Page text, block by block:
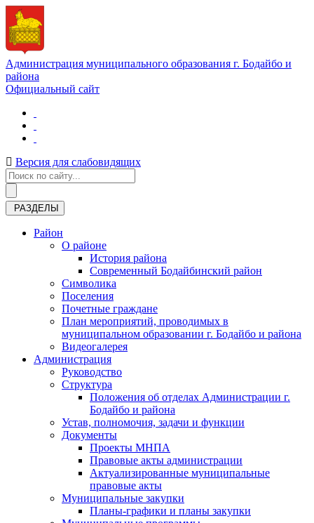
Администрация муниципального образования г. Бодайбо и
района
Официальный сайт
Версия для слабовидящих
РАЗДЕЛЫ
Район
О районе
История района
Современный Бодайбинский район
Символика
Поселения
Почетные граждане
План мероприятий, проводимых в
муниципальном образовании г. Бодайбо и района
Видеогалерея
Администрация
Руководство
Структура
Положения об отделах Администрации г.
Бодайбо и района
Устав, полномочия, задачи и функции
Документы
Проекты МНПА
Правовые акты администрации
Актуализированные муниципальные
правовые акты
Муниципальные закупки
Планы-графики и планы закупки